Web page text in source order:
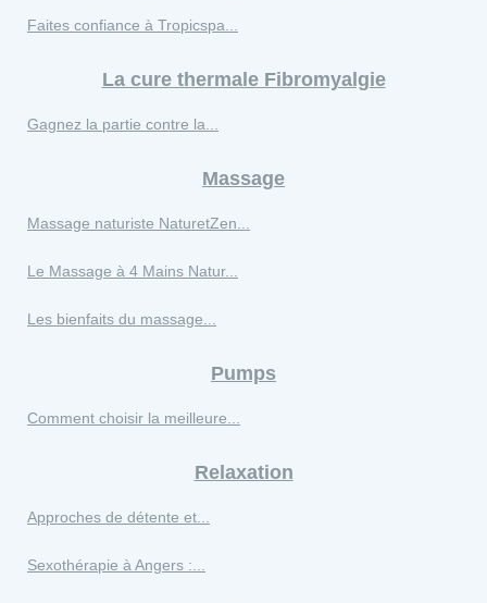
Faites confiance à Tropicspa...
La cure thermale Fibromyalgie
Gagnez la partie contre la...
Massage
Massage naturiste NaturetZen...
Le Massage à 4 Mains Natur...
Les bienfaits du massage...
Pumps
Comment choisir la meilleure...
Relaxation
Approches de détente et...
Sexothérapie à Angers :...